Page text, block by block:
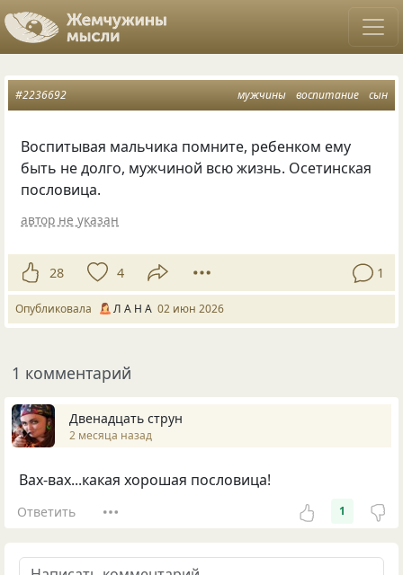
мужчины воспитание сын
#2236692
Воспитывая мальчика помните, ребенком ему
быть не долго, мужчиной всю жизнь. Осетинская
пословица.
автор не указан
28 4 1
Опубликовала Л А Н А 02 июн 2026
1 комментарий
Двенадцать струн
2 месяца назад
Вах-вах...какая хорошая пословица!
Ответить 1